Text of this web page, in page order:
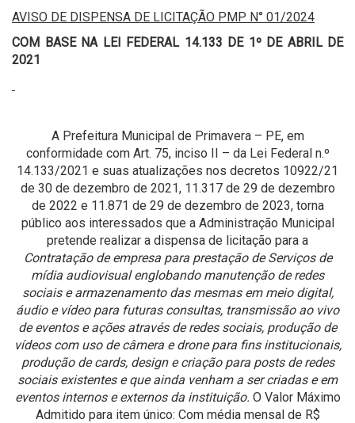
AVISO DE DISPENSA DE LICITAÇÃO PMP N° 01/2024
COM BASE NA LEI FEDERAL 14.133 DE 1º DE ABRIL DE
2021
A Prefeitura Municipal de Primavera – PE, em
conformidade com Art. 75, inciso II – da Lei Federal n.º
14.133/2021 e suas atualizações nos decretos 10922/21
de 30 de dezembro de 2021, 11.317 de 29 de dezembro
de 2022 e 11.871 de 29 de dezembro de 2023, torna
público aos interessados que a Administração Municipal
pretende realizar a dispensa de licitação para a
Contratação de empresa para prestação de Serviços de
mídia audiovisual englobando manutenção de redes
sociais e armazenamento das mesmas em meio digital,
áudio e vídeo para futuras consultas, transmissão ao vivo
de eventos e ações através de redes sociais, produção de
vídeos com uso de câmera e drone para fins institucionais,
produção de cards, design e criação para posts de redes
sociais existentes e que ainda venham a ser criadas e em
eventos internos e externos da instituição. O Valor Máximo
Admitido para item único: Com média mensal de R$